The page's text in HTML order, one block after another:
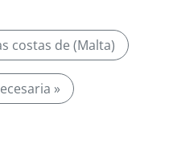
costas de (Malta)
»